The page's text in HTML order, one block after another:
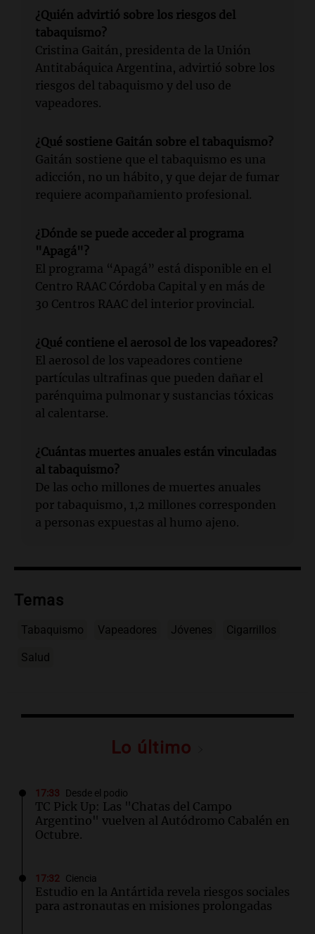
¿Quién advirtió sobre los riesgos del
tabaquismo?
Cristina Gaitán, presidenta de la Unión
Antitabáquica Argentina, advirtió sobre los
riesgos del tabaquismo y del uso de
vapeadores.
¿Qué sostiene Gaitán sobre el tabaquismo?
Gaitán sostiene que el tabaquismo es una
adicción, no un hábito, y que dejar de fumar
requiere acompañamiento profesional.
¿Dónde se puede acceder al programa
"Apagá"?
El programa “Apagá” está disponible en el
Centro RAAC Córdoba Capital y en más de
30 Centros RAAC del interior provincial.
¿Qué contiene el aerosol de los vapeadores?
El aerosol de los vapeadores contiene
partículas ultrafinas que pueden dañar el
parénquima pulmonar y sustancias tóxicas
al calentarse.
¿Cuántas muertes anuales están vinculadas
al tabaquismo?
De las ocho millones de muertes anuales
por tabaquismo, 1,2 millones corresponden
a personas expuestas al humo ajeno.
Temas
Tabaquismo Vapeadores Jóvenes Cigarrillos
Salud
Lo último
17:33 Desde el podio
TC Pick Up: Las "Chatas del Campo
Argentino" vuelven al Autódromo Cabalén en
Octubre.
17:32 Ciencia
Estudio en la Antártida revela riesgos sociales
para astronautas en misiones prolongadas